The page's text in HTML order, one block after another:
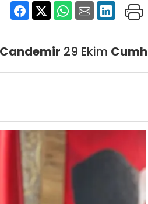
29 Ekim